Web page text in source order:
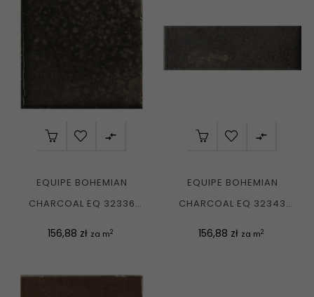

EQUIPE BOHEMIAN
CHARCOAL EQ 32336
Cena
156,88 zł za m2

EQUIPE BOHEMIAN
CHARCOAL EQ 32343
Cena
156,88 zł za m2